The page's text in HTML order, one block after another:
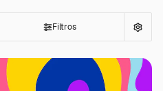
Filtros